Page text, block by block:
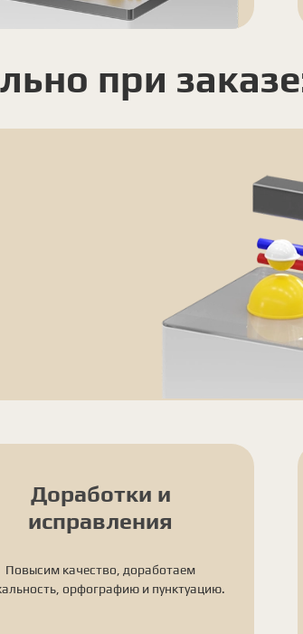
при
Доработки и
исправления
Повысим качество, доработаем
орфографию и пунктуацию.